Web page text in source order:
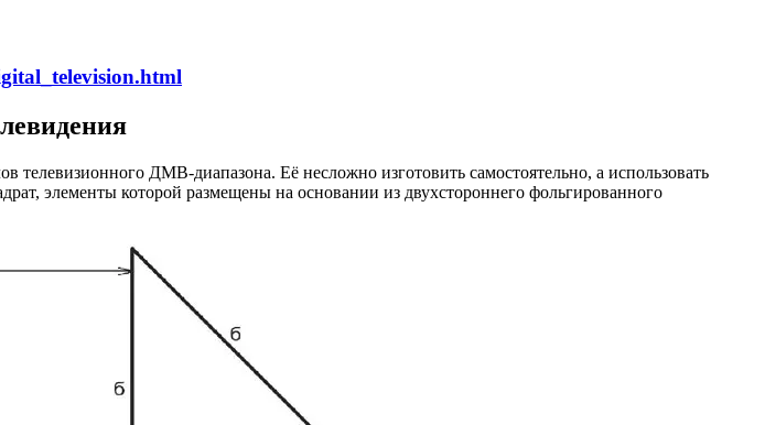
телевизионного ДМВ-диапазона. Её несложно изготовить самостоятельно, а использовать
элементы которой размещены на основании из двухстороннего фольгированного